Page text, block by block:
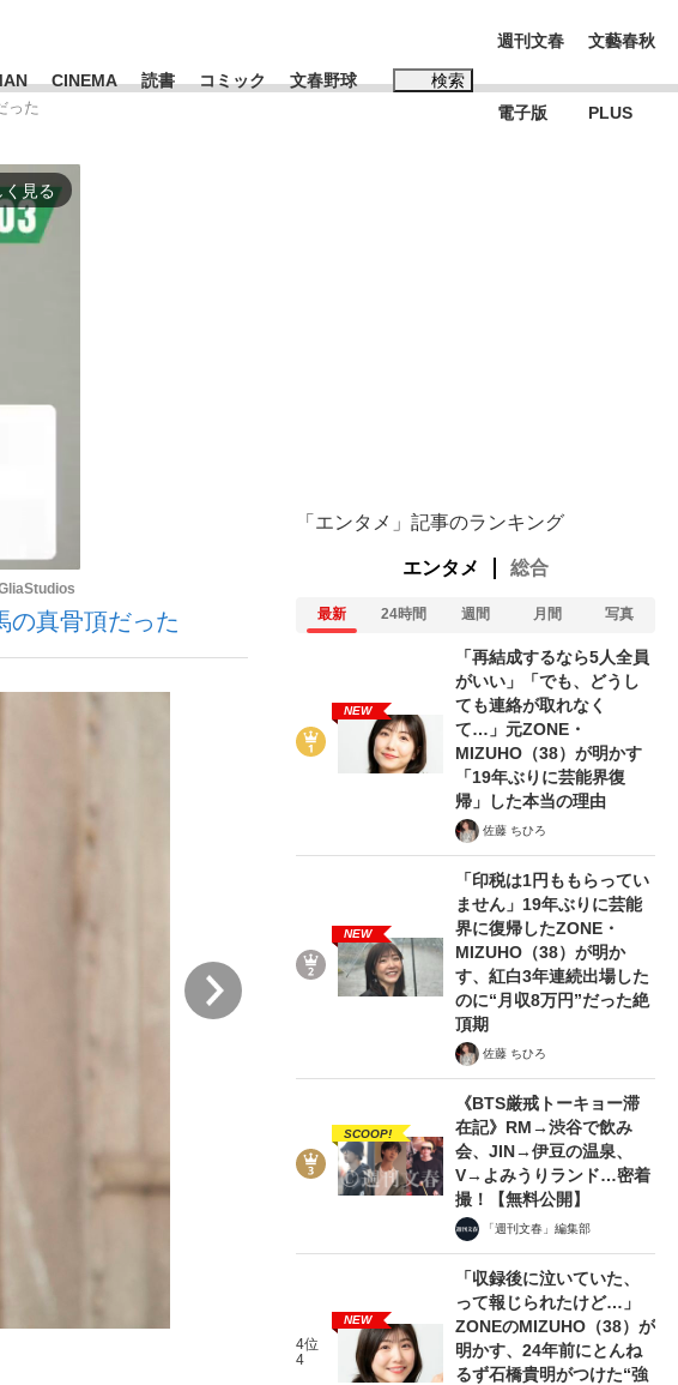
敗する。でも…」本田圭佑が初めて明かした日本代表監督に...
析は一切聞かれなかった」侍ジャパン選手が証言した“NPB聞...
観る将棋、読む将棋
CINEMA 読書 コミック 文春野球 検索
週刊文春
電子版
文藝春秋
PLUS
った
く見る
の真骨頂だった
「エンタメ」記事のランキング
エンタメ 総合
最新 24時間 週間 月間 写真
NEW
「再結成するなら5人全員
がいい」「でも、どうし
ても連絡が取れなく
て…」元ZONE・
MIZUHO（38）が明かす
「19年ぶりに芸能界復
帰」した本当の理由
佐藤 ちひろ
NEW
「印税は1円ももらってい
ません」19年ぶりに芸能
界に復帰したZONE・
MIZUHO（38）が明か
す、紅白3年連続出場した
のに“月収8万円”だった絶
頂期
佐藤 ちひろ
SCOOP!
《BTS厳戒トーキョー滞
在記》RM→渋谷で飲み
会、JIN→伊豆の温泉、
V→よみうりランド…密着
撮！【無料公開】
「週刊文春」編集部
4位
4
NEW
「収録後に泣いていた、
って報じられたけど…」
ZONEのMIZUHO（38）が
明かす、24年前にとんね
るず石橋貴明がつけた“強